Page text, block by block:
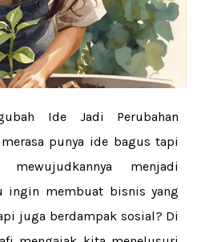
Ide Jadi Perubahan
punya ide bagus tapi
mewujudkannya menjadi
ingin membuat bisnis yang
juga berdampak sosial? Di